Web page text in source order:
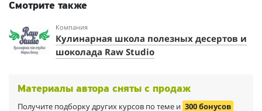
Смотрите также
Компания
Кулинарная школа полезных десертов и
шоколада Raw Studio
Материалы автора сняты с продаж
Получите подборку других курсов по теме и 300 бонусов